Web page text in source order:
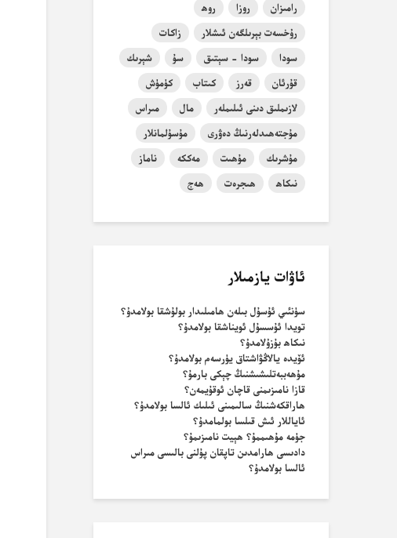
رامىزان
روزا
روھ
رۇخسەت بېرىلگەن ئىشلار
زاكات
سودا
سودا - سېتىق سۇ
شېرىك
قۇرئان
قەرز كىتاب
كۈمۈش
لازىملىق دىنى ئىلىملەر
مال
مىراس
مۇجتەھىدلەرنىڭ دەۋرى
مۇسۇلمانلار
مۇشرىك
مۇھىت مەككە
ناماز
نىكاھ
ھىجرەت ھەج
ئاۋات يازمىلار
سۈنئىي ئۇسۇل بىلەن ھامىلىدار بولۇشقا بولامدۇ؟
تويدا ئۇسسۇل ئويناشقا بولامدۇ؟
نىكاھ بۇزۇلامدۇ؟
ئۆيدە يالاڭۋاشتاق يۈرسەم بولامدۇ؟
مۇھەببەتلىشىشنىڭ چېكى بارمۇ؟
قازا نامىزىمنى قاچان ئوقۇيمەن؟
ھاراقكەشنىڭ سالىمىنى ئىلىك ئالسا بولامدۇ؟
ئاياللار ئىش قىلسا بولمامدۇ؟
جۈمە مۇھىممۇ؟ ھېيت نامىزىمۇ؟
دادىسى ھارامدىن تاپقان پۇلنى بالىسى مىراس
ئالسا بولامدۇ؟